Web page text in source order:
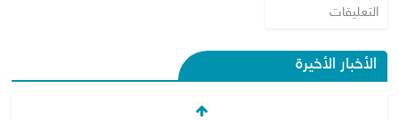
التعليقات
الأخبار الأخيرة